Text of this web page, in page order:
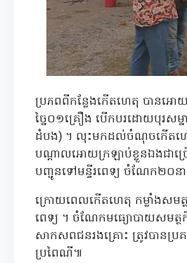
ប្រភពពីកន្លែងកើតហេតុ បានអោ
ច្នៃ០១គ្រឿង បើកបរដោយបុរស
ដំបង) ។ លុះមកដល់ចំណុចកើតហេ
បណ្តាលអោយក្រឡាប់ខ្លួនឯងជាច្រ
បញ្ជូនទៅមន្ទីរពេទ្យ ចំណែក២០
ក្រោយពេលកើតហេតុ កម្លាំងសមត្
ពេទ្យ ។ ចំណែកមធ្យោបាយសមត្ថ
សាកសពជនរងគ្រោះ ត្រូវបានប្
ប្រពៃណី៕